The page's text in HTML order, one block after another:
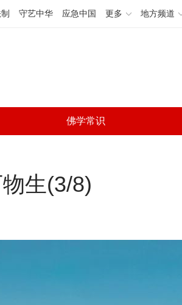
守艺中华 应急中国 更多 地方频道
佛学常识
生(3/8)